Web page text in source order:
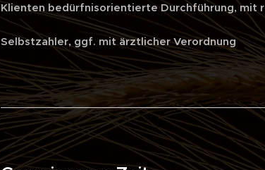
Klienten bedürfnisorientierte Durchführung,mit
Selbstzahler, ggf. mit ärztlicher Verordnung